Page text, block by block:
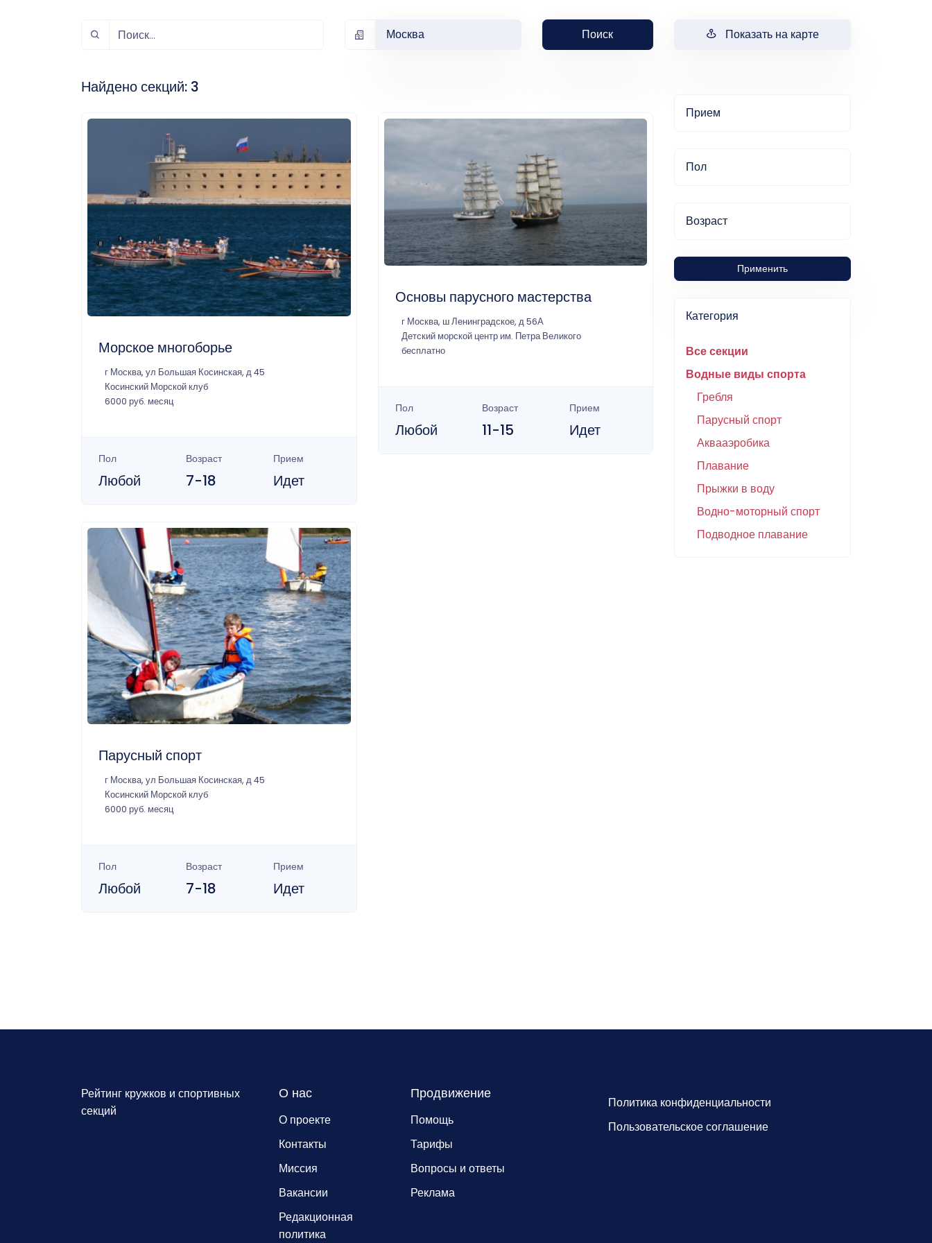
игровой спорт
Москва Поиск Показать на карте
Прием
Пол
Возраст
Применить
Категория
Все секции
Водные виды спорта
Гребля
Парусный спорт
Аквааэробика
Плавание
Прыжки в воду
Водно-моторный спорт
Подводное плавание
Найдено секций: 3
Морское многоборье
г Москва, ул Большая Косинская, д 45
Косинский Морской клуб
6000 руб. месяц
Пол
Любой
Возраст
7-18
Прием
Идет
Основы парусного мастерства
г Москва, ш Ленинградское, д 56А
Детский морской центр им. Петра Великого
бесплатно
Пол
Любой
Возраст
11-15
Прием
Идет
Парусный спорт
г Москва, ул Большая Косинская, д 45
Косинский Морской клуб
6000 руб. месяц
Пол
Любой
Возраст
7-18
Прием
Идет
Рейтинг кружков и спортивных
секций
О нас
О проекте
Контакты
Миссия
Вакансии
Редакционная
политика
Продвижение
Помощь
Тарифы
Вопросы и ответы
Реклама
Политика конфиденциальности
Пользовательское соглашение